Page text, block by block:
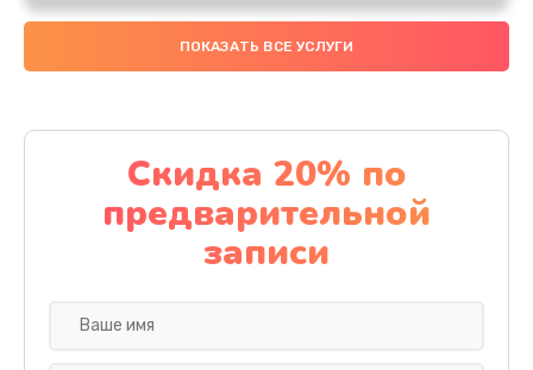
Комплексная чистка
Заказать
Замена дисплея (экрана)
2000 руб.
Заказать
Ремонт платы электроники
ПОКАЗАТЬ ВСЕ УСЛУГИ
Скидка 20% по
предварительной
записи